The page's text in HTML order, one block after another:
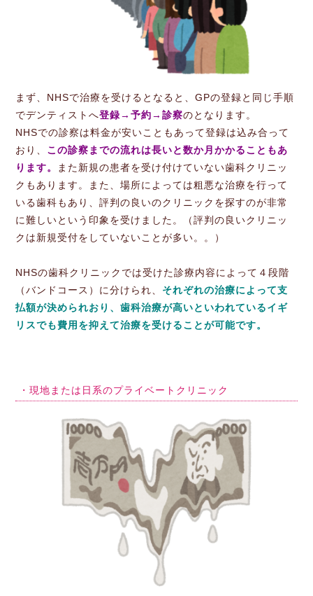
まず、NHSで治療を受けるとなると、GPの登録と同じ手順
でデンティストへ登録→予約→診察のとなります。
NHSでの診察は料金が安いこともあって登録は込み合って
おり、 この診察までの流れは長いと数か月かかることもあ
ります。
また新規の患者を受け付けていない歯科クリニッ
クもあります。また、場所によっては粗悪な治療を行って
いる歯科もあり、評判の良いのクリニックを探すのが非常
に難しいという印象を受けました。（評判の良いクリニッ
クは新規受付をしていないことが多い。。）
NHSの歯科クリニックでは受けた診療内容によって４段階
（バンドコース）に分けられ、 それぞれの治療によって支
払額が決められおり、歯科治療が高いといわれているイギ
リスでも費用を抑えて治療を受けることが可能です。
・現地または日系のプライベートクリニック